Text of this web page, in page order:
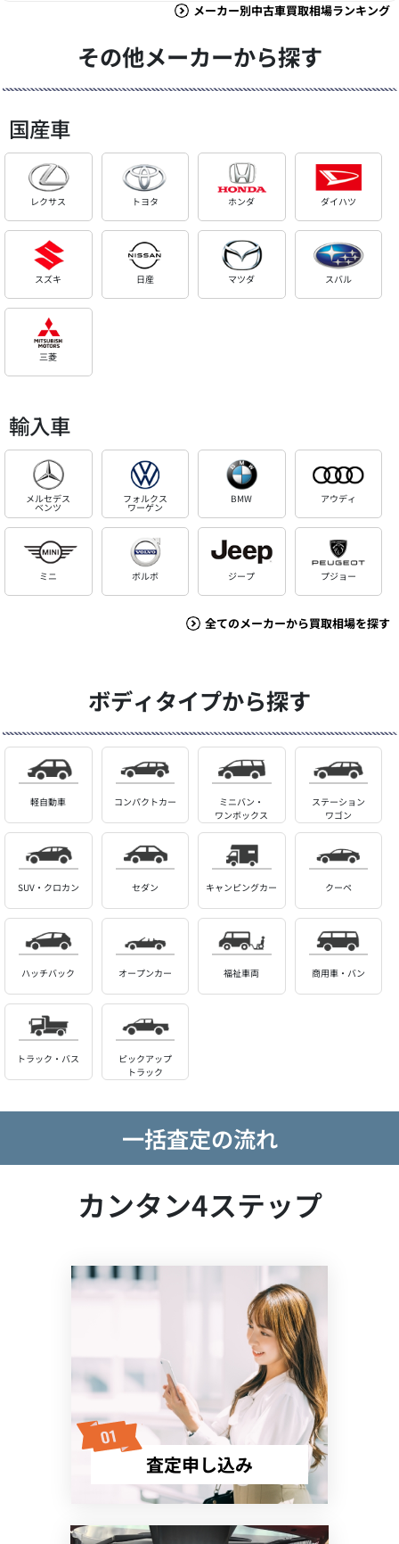
メーカー別中古車買取相場ランキング
その他メーカーから探す
国産車
レクサス トヨタ ホンダ ダイハツ
スズキ 日産 マツダ スバル
三菱
輸入車
メルセデス
ベンツ
フォルクス
ワーゲン
BMW アウディ
ミニ ボルボ ジープ プジョー
全てのメーカーから買取相場を探す
ボディタイプから探す
軽自動車 コンパクトカー
ミニバン・
ワンボックス
ステーション
ワゴン
SUV・クロカン セダン キャンピングカー クーペ
ハッチバック オープンカー 福祉車両 商用車・バン
トラック・バス
ピックアップ
トラック
一括査定の流れ
カンタン4ステップ
査定申し込み